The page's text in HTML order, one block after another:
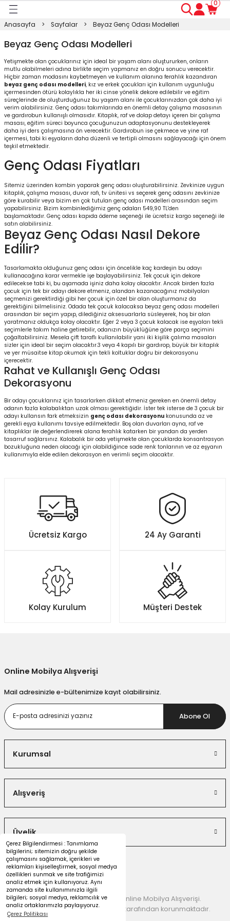
Çerez Bilgilendirmesi : Tanımlama
bilgilerini; sitemizin doğru şekilde
çalışmasını sağlamak, içerikleri ve
reklamları kişiselleştirmek, sosyal medya
özellikleri sunmak ve site trafiğimizi
analiz etmek için kullanıyoruz. Aynı
zamanda site kullanımınızla ilgili
bilgileri; sosyal medya, reklamcılık ve
analiz ortaklarımızla paylaşıyoruz.
Çerez Politikası
Masası
Dolabı
0
Anasayfa Sayfalar Beyaz Genç Odası Modelleri
Beyaz Genç Odası Modelleri
Yetişmekte olan çocuklarınız için ideal bir yaşam alanı oluştururken, onların
mutlu olabilmeleri adına birlikte seçim yapmanız en doğru sonucu verecektir.
Hiçbir zaman modasını kaybetmeyen ve kullanım alanına ferahlık kazandıran
beyaz genç odası modelleri, kız ve erkek çocukları için kullanım uygunluğu
içermesinden ötürü kolaylıkla her iki cinse yönelik dekore edilebilir ve eğitim
süreçlerinde de oluşturduğunuz bu yaşam alanı ile çocuklarınızdan çok daha iyi
verim alabilirsiniz. Genç odası takımlarında en önemli detay çalışma masasının
ve gardırobun kullanışlı olmasıdır. Kitaplık, raf ve dolap detayı içeren bir çalışma
masası, eğitim süreci boyunca çocuğunuzun adaptasyonunu destekleyerek
daha iyi ders çalışmasına ön verecektir. Gardırobun ise çekmece ve yine raf
içermesi, tabi ki eşyaların daha düzenli ve tertipli olmasını sağlayacağı için önem
teşkil etmektedir.
Genç Odası Fiyatları
Sitemiz üzerinden kombin yaparak genç odası oluşturabilirsiniz. Zevkinize uygun
kitaplık, çalışma masası, duvar rafı, tv ünitesi vs seçerek genç odasını zevkinize
göre kurabilir veya bizim en çok tutulan genç odası modelleri arasından seçim
yapabilirsiniz. Bizim kombinlediğimiz genç odaları 549,90 TL'den
başlamaktadır. Genç odası kapıda ödeme seçeneği ile ücretsiz kargo seçeneği ile
satın alabilirsiniz.
Beyaz Genç Odası Nasıl Dekore
Edilir?
Tasarlamakta olduğunuz genç odası için öncelikle kaç kardeşin bu odayı
kullanacağına karar vermekle işe başlayabilirsiniz. Tek çocuk için dekore
edilecekse tabi ki, bu aşamada işiniz daha kolay olacaktır. Ancak birden fazla
çocuk için tek bir odayı dekore etmeniz, alandan kazanacağınız mobilyaları
seçmenizi gerektirdiği gibi her çocuk için özel bir alan oluşturmanız da
gerektiğini bilmelisiniz. Odada tek çocuk kalacaksa beyaz genç odası modelleri
arasından bir seçim yapıp, dilediğiniz aksesuarlarla süsleyerek, hoş bir alan
yaratmanız oldukça kolay olacaktır. Eğer 2 veya 3 çocuk kalacak ise eşyaları tekli
seçimlerle takım haline getirebilir, odanızın büyüklüğüne göre parça seçimini
çoğaltabilirsiniz. Mesela çift taraflı kullanılabilir yani iki kişilik çalıma masaları
sizler için ideal bir seçim olacaktır.3 veya 4 kapılı bir gardırop, büyük bir kitaplık
ve yer müsaitse kitap okumak için tekli koltuklar doğru bir dekorasyonu
içerecektir.
Rahat ve Kullanışlı Genç Odası
Dekorasyonu
Bir odayı çocuklarınız için tasarlarken dikkat etmeniz gereken en önemli detay
odanın fazla kalabalıktan uzak olması gerektiğidir. İster tek isterse de 3 çocuk bir
odayı kullansın fark etmeksizin genç odası dekorasyonu konusunda az ve
gerekli eşya kullanımı tavsiye edilmektedir. Boş olan duvarları ayna, raf ve
kitaplıklar ile değerlendirerek alana ferahlık katarken bir yandan da yerden
tasarruf sağlarsınız. Kalabalık bir oda yetişmekte olan çocuklarda konsantrasyon
bozukluğuna neden olacağı için olabildiğince sade renk tonlarının ve az eşyanın
kullanımıyla elde edilen dekorasyon en verimli seçim olacaktır.
Ücretsiz Kargo 24 Ay Garanti
Kolay Kurulum Müşteri Destek
Online Mobilya Alışverişi
Mail adresinizle e-bültenimize kayıt olabilirsiniz.
Abone Ol
Kurumsal
Alışveriş
Üyelik
© 2026 Dekorister Mobilya | Online Mobilya Alışverişi.
Kredi kartı bilgileriniz 256 Bit SSL tarafından korunmaktadır.